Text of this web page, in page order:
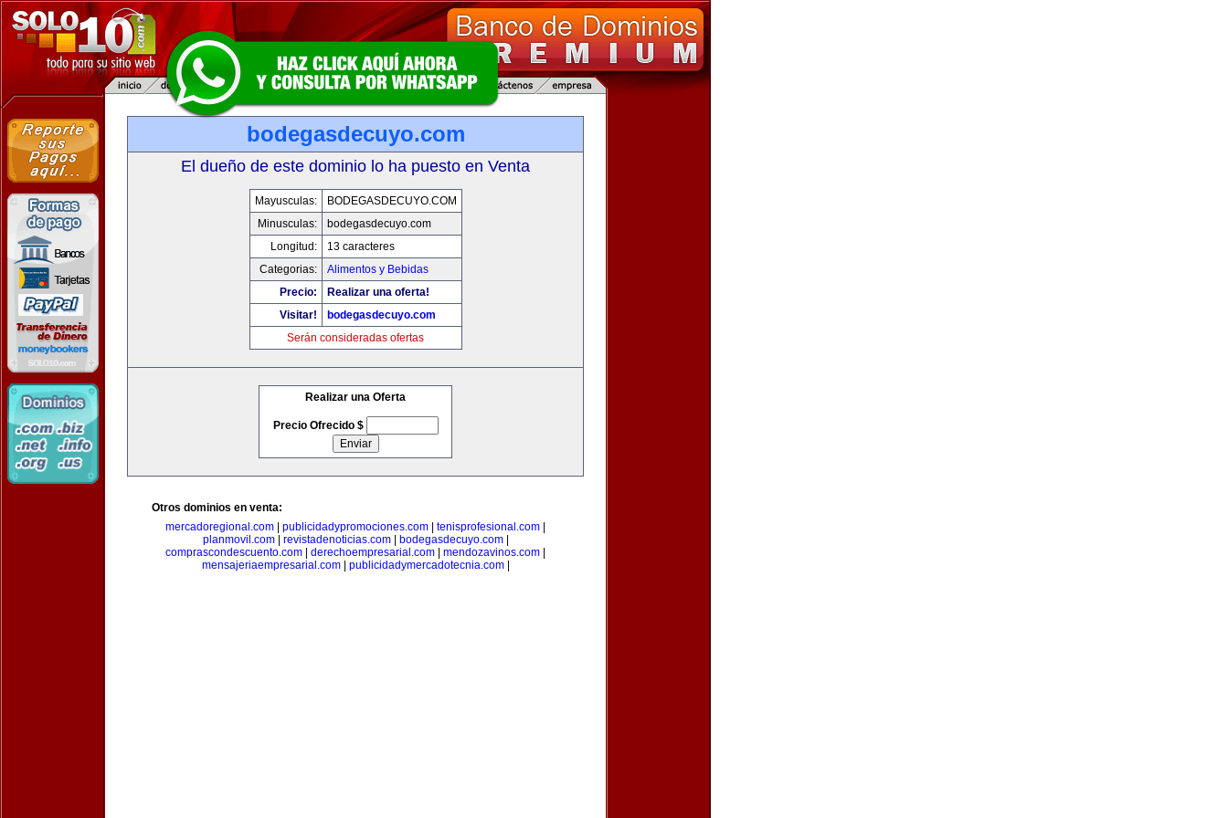
bodegasdecuyo.com
El dueño de este dominio lo ha puesto en Venta
Mayusculas:
BODEGASDECUYO.COM
Minusculas:
bodegasdecuyo.com
Longitud:
13 caracteres
Categorias:
Alimentos y Bebidas
Precio:
Realizar una oferta!
Visitar!
bodegasdecuyo.com
Serán consideradas ofertas
Realizar una Oferta
Precio Ofrecido $
Otros dominios en venta:
mercadoregional.com
publicidadypromociones.com tenisprofesional.com
planmovil.com| revistadenoticias.com| bodegasdecuyo.com|
comprascondescuento.com
derechoempresarial.com mendozavinos.com
mensajeriaempresarial.com| publicidadymercadotecnia.com|